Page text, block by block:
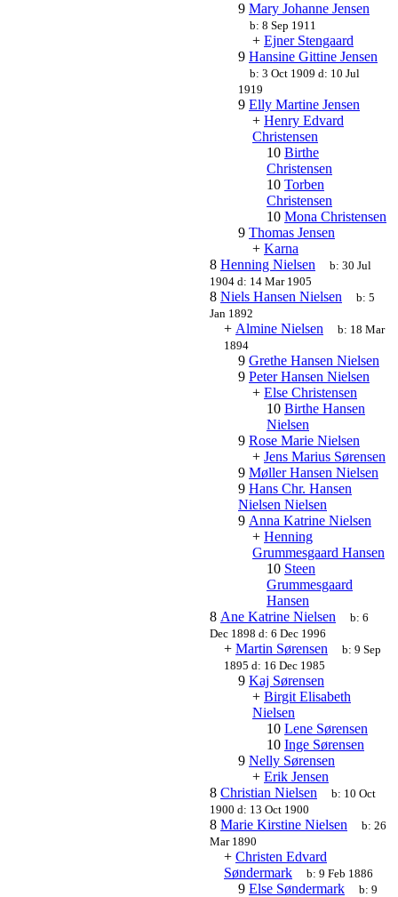
9 Mary Johanne Jensen
b:8 Sep 1911
+ Ejner Stengaard
9 Hansine Gittine Jensen
b:3 Oct 1909 d: 10 Jul
1919
9 Elly Martine Jensen
+ Henry Edvard
Christensen
10 Birthe
Christensen
10 Torben
Christensen
10 Mona Christensen
9 Thomas Jensen
+ Karna
8 Henning Nielsen b:30 Jul
1904 d: 14 Mar 1905
8 Niels Hansen Nielsen b:5
Jan 1892
+ Almine Nielsen b: 18 Mar
1894
9 Grethe Hansen Nielsen
9 Peter Hansen Nielsen
+ Else Christensen
10 Birthe Hansen
Nielsen
9 Rose Marie Nielsen
+ Jens Marius Sørensen
9 Møller Hansen Nielsen
9 Hans Chr. Hansen
Nielsen Nielsen
9 Anna Katrine Nielsen
+ Henning
Grummesgaard Hansen
10 Steen
Grummesgaard
Hansen
8 Ane Katrine Nielsen b:6
Dec 1898 d: 6 Dec 1996
+ Martin Sørensen b:9 Sep
1895 d: 16 Dec 1985
9 Kaj Sørensen
+ Birgit Elisabeth
Nielsen
10 Lene Sørensen
10 Inge Sørensen
9 Nelly Sørensen
+ Erik Jensen
8 Christian Nielsen b: 10 Oct
1900 d: 13 Oct 1900
8 Marie Kirstine Nielsen b:26
Mar 1890
+ Christen Edvard
Søndermark
b:9 Feb 1886
9 Else Søndermark b:9